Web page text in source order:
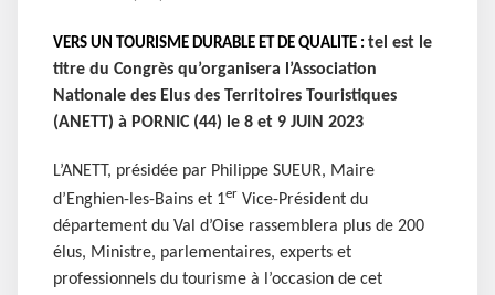
VERS UN TOURISME DURABLE ET DE QUALITE : tel est le
titre du Congrès qu’organisera l’Association
Nationale des Elus des Territoires Touristiques
(ANETT) à PORNIC (44) le 8 et 9 JUIN 2023
L’ANETT, présidée par Philippe SUEUR, Maire
d’Enghien-les-Bains et 1er Vice-Président du
département du Val d’Oise rassemblera plus de 200
élus, Ministre, parlementaires, experts et
professionnels du tourisme à l’occasion de cet